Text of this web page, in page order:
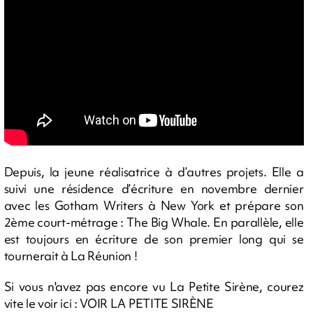
Depuis, la jeune réalisatrice à d’autres projets. Elle a
suivi une résidence d’écriture en novembre dernier
avec les Gotham Writers à New York et prépare son
2ème court-métrage : The Big Whale. En parallèle, elle
est toujours en écriture de son premier long qui se
tournerait à La Réunion !
Si vous n'avez pas encore vu La Petite Sirène, courez
vite le voir ici : VOIR LA PETITE SIRÈNE